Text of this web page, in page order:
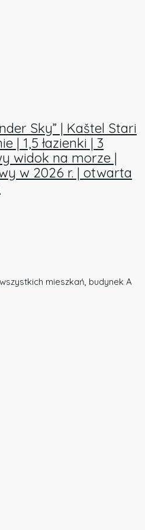
Sky” | Kaštel Stari
| 1,5 łazienki | 3
widok na morze |
w 2026 r. | otwarta
mieszkań, budynek A